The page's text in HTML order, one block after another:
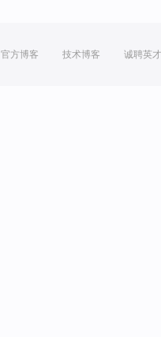
官方博客 技术博客 诚聘英才